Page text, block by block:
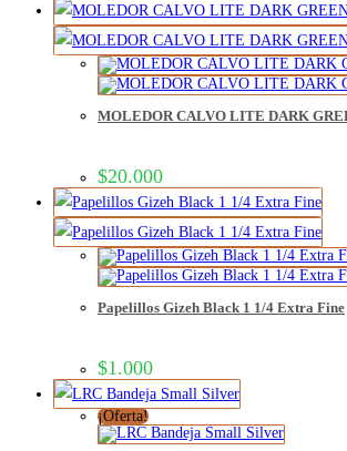
MOLEDOR CALVO LITE DARK
$20.000
Papelillos Gizeh Black 1 1/4 Extra Fine
$1.000
¡Oferta!